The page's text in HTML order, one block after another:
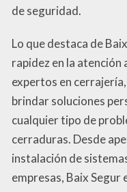
de seguridad.
Lo que destaca de
rapidez en la atención
expertos en
brindar soluciones
cualquier tipo de
cerraduras. Desde
instalación de
empresas, Baix Segur